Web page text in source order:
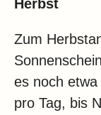
Herbst
Zum
es noch
pro Tag, bis